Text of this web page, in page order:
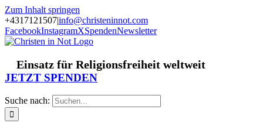
Zum Inhalt springen
+4317121507|info@christeninnot.com
FacebookInstagramXSpendenNewsletter
Einsatz für Religionsfreiheit weltweit
JETZT SPENDEN
Suche nach: